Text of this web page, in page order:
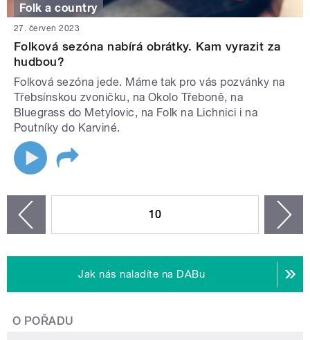
Folk a country
27. červen 2023
Folková sezóna nabírá obrátky. Kam vyrazit za
hudbou?
Folková sezóna jede. Máme tak pro vás pozvánky na
Třebsínskou zvoničku, na Okolo Třeboně, na
Bluegrass do Metylovic, na Folk na Lichnici i na
Poutníky do Karviné.
10
Jak nás naladíte na DABu
O POŘADU